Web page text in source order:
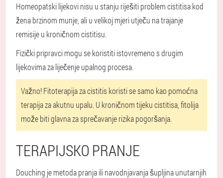
Homeopatski lijekovi nisu u stanju riješiti problem cistitisa kod
žena brzinom munje, ali u velikoj mjeri utječu na trajanje
remisije u kroničnom cistitisu.
Fizički pripravci mogu se koristiti istovremeno s drugim
lijekovima za liječenje upalnog procesa.
Važno! Fitoterapija za cistitis koristi se samo kao pomoćna
terapija za akutnu upalu. U kroničnom tijeku cistitisa, fitolija
može biti glavna za sprečavanje rizika pogoršanja.
TERAPIJSKO PRANJE
Douching je metoda pranja ili navodnjavanja šupljina unutarnjih